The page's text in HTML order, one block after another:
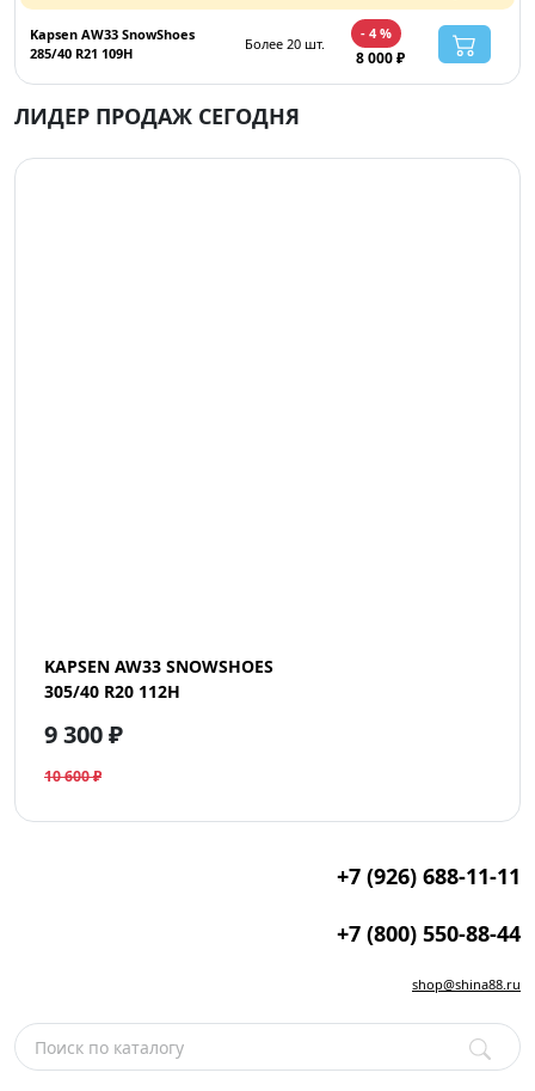
Kapsen AW33 SnowShoes
285/40 R21 109H
Более 20 шт.
- 4 %
8 000 ₽
ЛИДЕР ПРОДАЖ СЕГОДНЯ
KAPSEN AW33 SNOWSHOES
305/40 R20 112H
9 300 ₽
10 600 ₽
+7 (926) 688-11-11
+7 (800) 550-88-44
shop@shina88.ru